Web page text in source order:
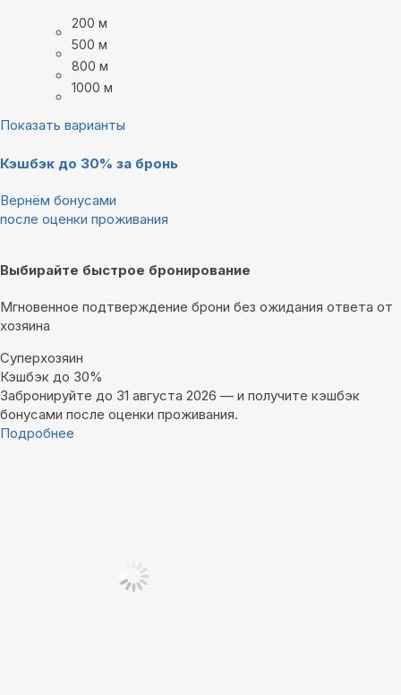
200 м
500 м
800 м
1000 м
Показать варианты
Кэшбэк до 30% за бронь
Вернём бонусами
после оценки проживания
Выбирайте быстрое бронирование
Мгновенное подтверждение брони без ожидания ответа от
хозяина
Суперхозяин
Кэшбэк до 30%
Забронируйте до 31 августа 2026 — и получите кэшбэк
бонусами после оценки проживания.
Подробнее